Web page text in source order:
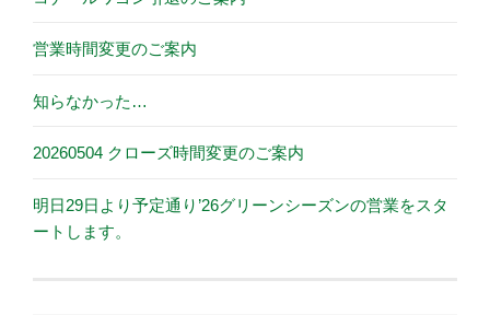
営業時間変更のご案内
知らなかった…
20260504 クローズ時間変更のご案内
明日29日より予定通り’26グリーンシーズンの営業をスタ
ートします。